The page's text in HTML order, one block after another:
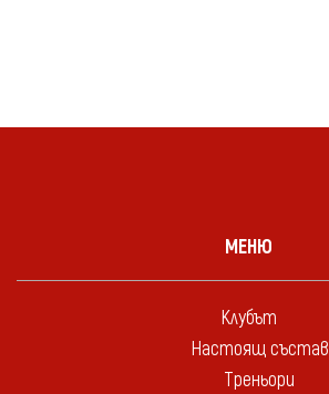
МЕНЮ
Клубът
Настоящ състав
Треньори